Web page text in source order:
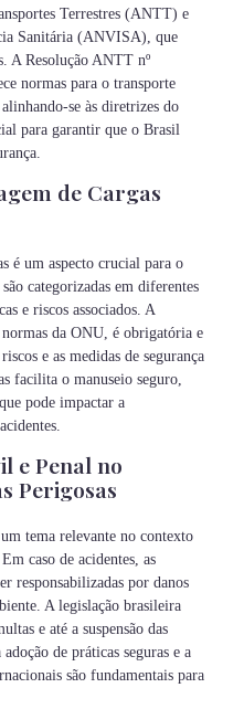
Terrestres (ANTT) e
Sanitária (ANVISA), que
A Resolução ANTT nº
normas para o transporte
se às diretrizes do
para garantir que o Brasil
de Cargas
é um aspecto crucial para o
categorizadas em diferentes
e riscos associados. A
da ONU, é obrigatória e
e as medidas de segurança
facilita o manuseio seguro,
pode impactar a
e Penal no
Perigosas
tema relevante no contexto
caso de acidentes, as
responsabilizadas por danos
A legislação brasileira
e até a suspensão das
de práticas seguras e a
são fundamentais para